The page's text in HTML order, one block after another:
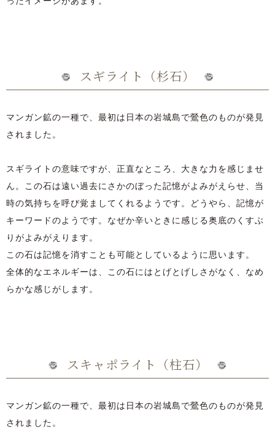
スギライト（杉石）
マンガン鉱の一種で、最初は日本の岩城島で鶯色のものが発見
されました。
スギライトの意味ですが、正直なところ、大きな力を感じませ
ん。この石は遠い過去にさかのぼった記憶がよみがえらせ、当
時の気持ちを呼び覚ましてくれるようです。どうやら、記憶が
キーワードのようです。なぜか辛いときに感じる奥底のくすぶ
りがよみがえります。
この石は記憶を消すことも可能としているように思います。
全体的なエネルギーは、この石にはとげとげしさがなく、なめ
らかな感じがします。
スキャポライト（柱石）
マンガン鉱の一種で、最初は日本の岩城島で鶯色のものが発見
されました。